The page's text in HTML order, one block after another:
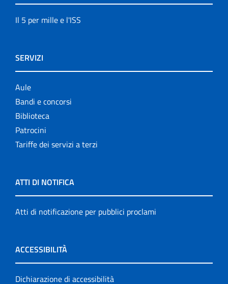
Il 5 per mille e l'ISS
SERVIZI
Aule
Bandi e concorsi
Biblioteca
Patrocini
Tariffe dei servizi a terzi
ATTI DI NOTIFICA
Atti di notificazione per pubblici proclami
ACCESSIBILITÀ
Dichiarazione di accessibilità